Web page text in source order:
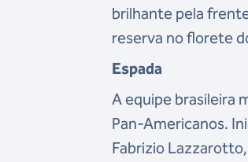
brilhante pela
reserva no florete
Espada
A equipe brasileira
Pan-Americanos.
Fabrizio